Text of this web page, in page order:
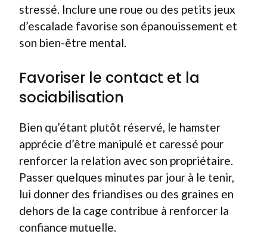
stressé. Inclure une roue ou des petits jeux
d’escalade favorise son épanouissement et
son bien-être mental.
Favoriser le contact et la
sociabilisation
Bien qu’étant plutôt réservé, le hamster
apprécie d’être manipulé et caressé pour
renforcer la relation avec son propriétaire.
Passer quelques minutes par jour à le tenir,
lui donner des friandises ou des graines en
dehors de la cage contribue à renforcer la
confiance mutuelle.